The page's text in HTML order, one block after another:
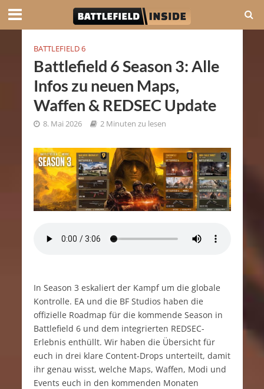
BATTLEFIELD 6
Battlefield 6 Season 3: Alle
Infos zu neuen Maps,
Waffen & REDSEC Update
8. Mai 2026 2 Minuten zu lesen
In Season 3 eskaliert der Kampf um die globale
Kontrolle. EA und die BF Studios haben die
offizielle Roadmap für die kommende Season in
Battlefield 6 und dem integrierten REDSEC-
Erlebnis enthüllt. Wir haben die Übersicht für
euch in drei klare Content-Drops unterteilt, damit
ihr genau wisst, welche Maps, Waffen, Modi und
Events euch in den kommenden Monaten